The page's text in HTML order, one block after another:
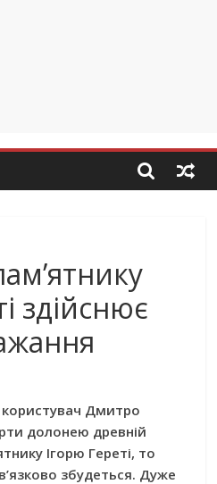
здійснює
Дмитро
долонею древній
Ігорю Гереті, то
збудеться. Дуже